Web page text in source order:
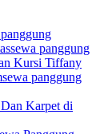
sewa panggung
Kursi Tiffany
sewa panggung